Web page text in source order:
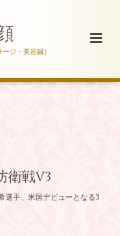
ジ・美容鍼）
衛戦V3
選手、米国デビューとなる3